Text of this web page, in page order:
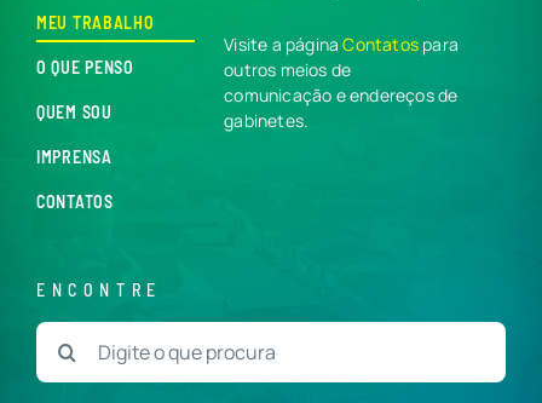
MEU TRABALHO
O QUE PENSO
QUEM SOU
IMPRENSA
CONTATOS
Visite a páginaContatos para
outros meios de
comunicação e endereços de
gabinetes.
ENCONTRE
Buscar
resultados